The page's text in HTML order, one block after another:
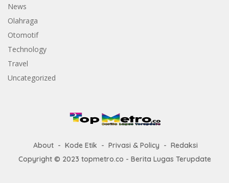
News
Olahraga
Otomotif
Technology
Travel
Uncategorized
About Kode Etik Privasi & Policy
Redaksi
Copyright © 2023 topmetro.co - Berita Lugas Terupdate